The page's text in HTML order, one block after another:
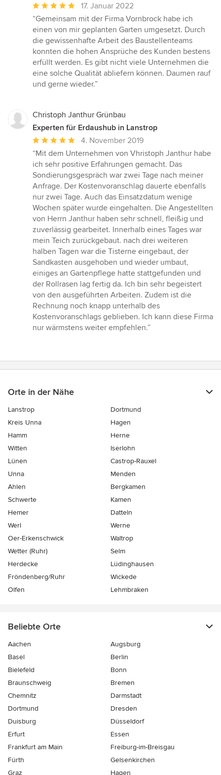
Durchschnittliche
Bewertung:
5
von
5
Sternen
17. Januar 2022
“Gemeinsam mit der Firma Vornbrock habe ich
einen von mir geplanten Garten umgesetzt. Durch
die gewissenhafte Arbeit des Baustellenteams
konnten die hohen Ansprüche des Kunden bestens
erfüllt werden. Es gibt nicht viele Unternehmen die
eine solche Qualität abliefern können. Daumen rauf
und gerne wieder.”
Christoph Janthur Grünbau
Experten für Erdaushub in Lanstrop
Durchschnittliche
Bewertung:
5
von
5
Sternen
4. November 2019
“Mit dem Unternehmen von Vhristoph Janthur habe
ich sehr positive Erfahrungen gemacht. Das
Sondierungsgespräch war zwei Tage nach meiner
Anfrage. Der Kostenvoranschlag dauerte ebenfalls
nur zwei Tage. Auch das Einsatzdatum wenige
Wochen später wurde eingehalten. Die Angestellten
von Herrn Janthur haben sehr schnell, fleißig und
zuverlässig gearbeitet. Innerhalb eines Tages war
mein Teich zurückgebaut. nach drei weiteren
halben Tagen war die Tisterne eingebaut, der
Sandkasten ausgehoben und wieder umbaut,
einiges an Gartenpflege hatte stattgefunden und
der Rollrasen lag fertig da. Ich bin sehr begeistert
von den ausgeführten Arbeiten. Zudem ist die
Rechnung noch knapp unterhalb des
Kostenvoranschlags geblieben. Ich kann diese Firma
nur wärmstens weiter empfehlen.”
Orte in der Nähe
Lanstrop
Dortmund
Kreis Unna
Hagen
Hamm
Herne
Witten
Iserlohn
Lünen
Castrop-Rauxel
Unna
Menden
Ahlen
Bergkamen
Schwerte
Kamen
Hemer
Datteln
Werl
Werne
Oer-Erkenschwick
Waltrop
Wetter (Ruhr)
Selm
Herdecke
Lüdinghausen
Fröndenberg/Ruhr
Wickede
Olfen
Lehmbraken
Beliebte Orte
Aachen
Augsburg
Basel
Berlin
Bielefeld
Bonn
Braunschweig
Bremen
Chemnitz
Darmstadt
Dortmund
Dresden
Duisburg
Düsseldorf
Erfurt
Essen
Frankfurt am Main
Freiburg-im-Breisgau
Fürth
Gelsenkirchen
Graz
Hagen